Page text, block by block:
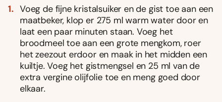
Voeg de fijne kristalsuiker en de gist toe aan een
maatbeker, klop er 275 ml warm water door en
laat een paar minuten staan. Voeg het
broodmeel toe aan een grote mengkom, roer
het zeezout erdoor en maak in het midden een
kuiltje. Voeg het gistmengsel en 25 ml van de
extra vergine olijfolie toe en meng goed door
elkaar.